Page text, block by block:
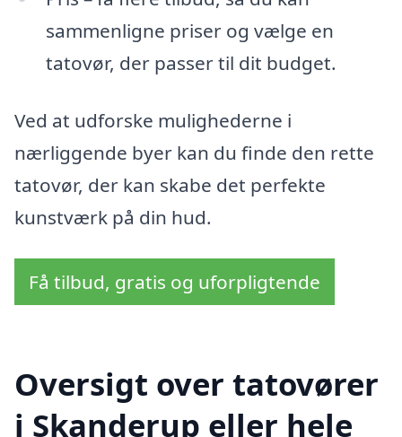
sammenligne priser og vælge en
tatovør, der passer til dit budget.
Ved at udforske mulighederne i
nærliggende byer kan du finde den rette
tatovør, der kan skabe det perfekte
kunstværk på din hud.
Få tilbud, gratis og uforpligtende
Oversigt over tatovører
i Skanderup eller hele